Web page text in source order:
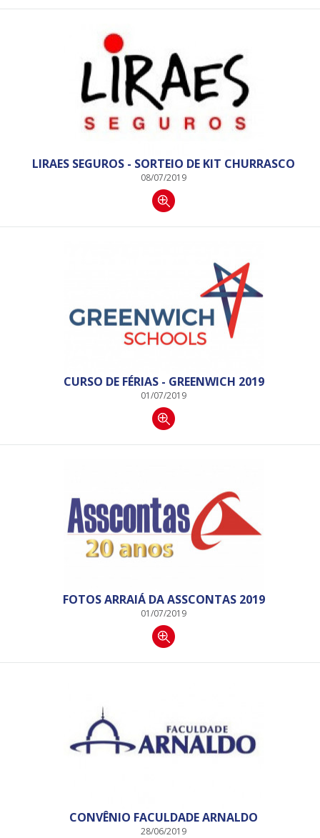
LIRAES SEGUROS - SORTEIO DE KIT CHURRASCO
08/07/2019
CURSO DE FÉRIAS - GREENWICH 2019
01/07/2019
FOTOS ARRAIÁ DA ASSCONTAS 2019
01/07/2019
CONVÊNIO FACULDADE ARNALDO
28/06/2019